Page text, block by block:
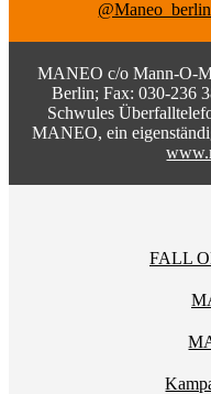
@Maneo_berlin
MANEO c/o Mann-O-
Berlin; Fax: 030-236
Schwules
MANEO, ein
FALL